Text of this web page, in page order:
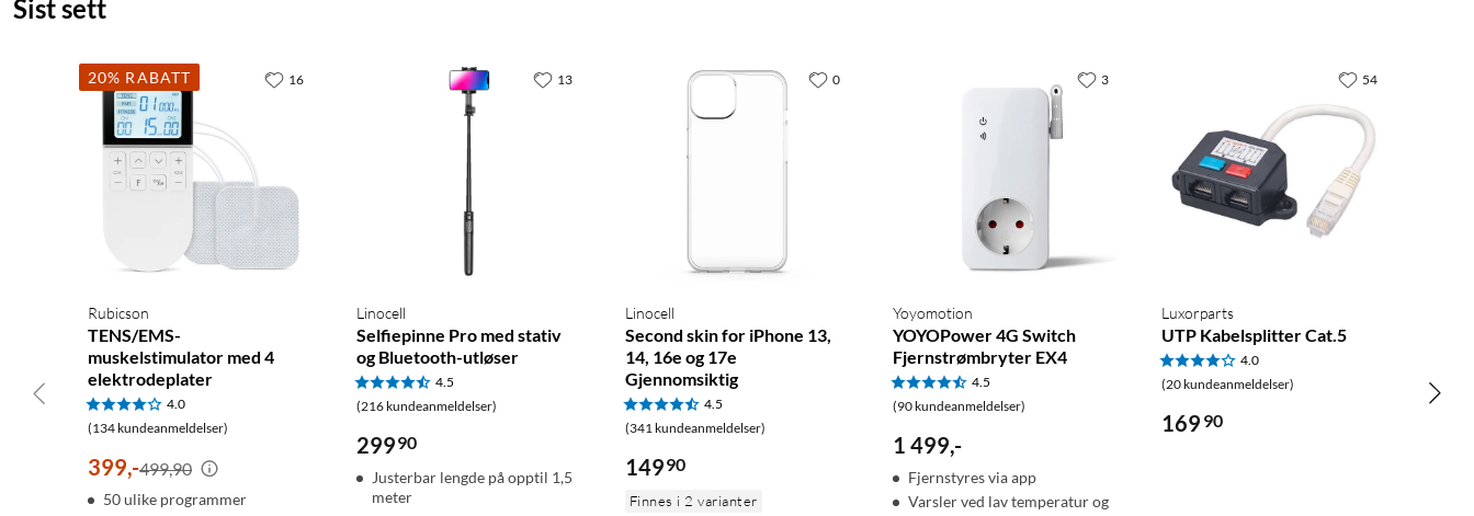
Sist sett
20% RABATT
Rubicson
TENS/EMS-
muskelstimulator med 4
elektrodeplater
4.0
(134 kundeanmeldelser)
399,-499,90
50 ulike programmer
16
Linocell
Selfiepinne Pro med stativ
og Bluetooth-utløser
4.5
(216 kundeanmeldelser)
29990
Justerbar lengde på opptil 1,5
meter
13
Linocell
Second skin for iPhone 13,
14, 16e og 17e
Gjennomsiktig
4.5
(341 kundeanmeldelser)
14990
Finnes i 2 varianter
0
Yoyomotion
YOYOPower 4G Switch
Fjernstrømbryter EX4
4.5
(90 kundeanmeldelser)
1 499,-
Fjernstyres via app
Varsler ved lav temperatur og
3
Luxorparts
UTP Kabelsplitter Cat.5
4.0
(20 kundeanmeldelser)
169 90
54